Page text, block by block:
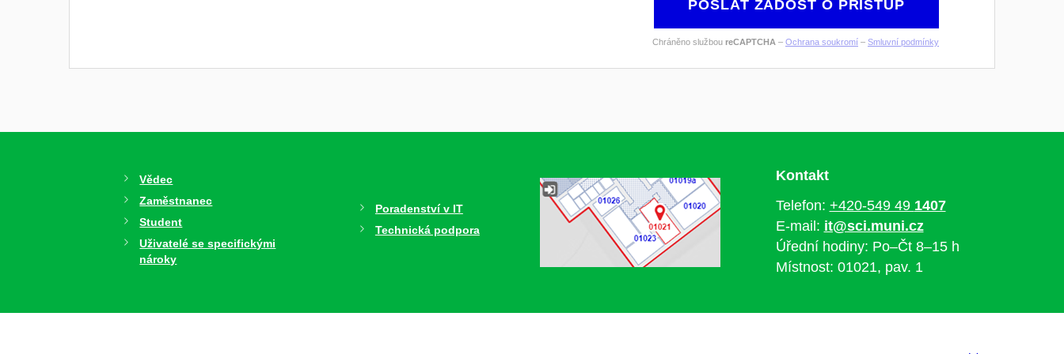
POSLAT ŽÁDOST O PŘÍSTUP
Chráněno službou reCAPTCHA – Ochrana soukromí – Smluvní podmínky
Vědec
Zaměstnanec
Student
Uživatelé se specifickými
nároky
Poradenství v IT
Technická podpora
Kontakt
Telefon: +420-549 49 1407
E-mail: it@sci.muni.cz
Úřední hodiny: Po–Čt 8–15 h
Místnost: 01021, pav. 1